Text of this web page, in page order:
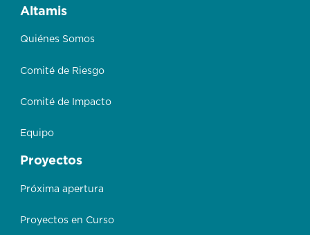
Altamis
Quiénes Somos
Comité de Riesgo
Comité de Impacto
Equipo
Proyectos
Próxima apertura
Proyectos en Curso